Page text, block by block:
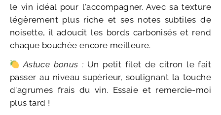
le vin idéal pour l'accompagner. Avec sa texture
légèrement plus riche et ses notes subtiles de
noisette, il adoucit les bords carbonisés et rend
chaque bouchée encore meilleure.
Astuce bonus : Un petit filet de citron le fait
passer au niveau supérieur, soulignant la touche
d'agrumes frais du vin. Essaie et remercie-moi
plus tard !